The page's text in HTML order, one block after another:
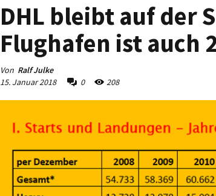
DHL bleibt auf der
Flughafen ist auch
Von Ralf Julke
15. Januar 2018
0 208